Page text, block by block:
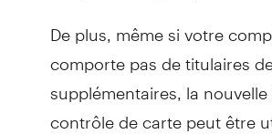
De plus, même si votre
comporte pas de titulaires
supplémentaires, la
contrôle de carte peut être